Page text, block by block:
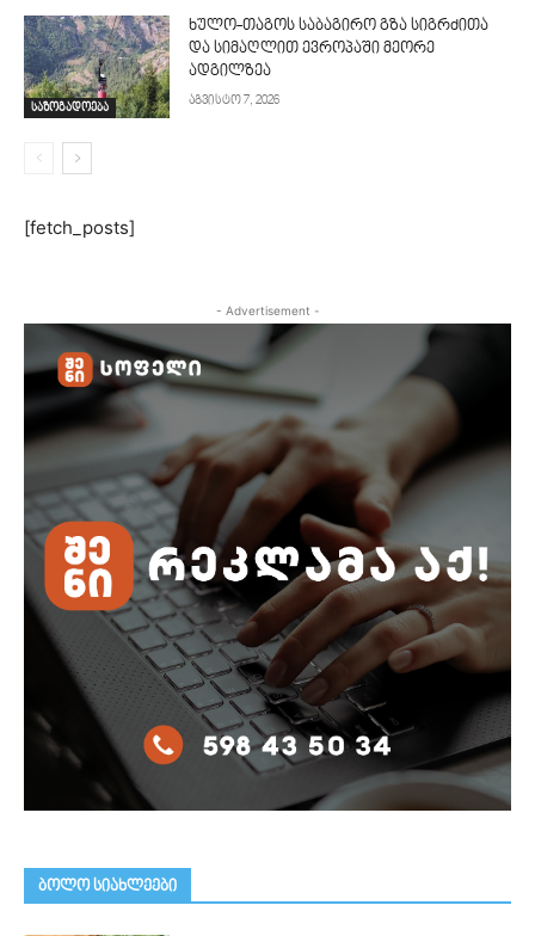
საზოგადოება
ხულო-თაგოს საბაგირო გზა სიგრძითა
და სიმაღლით ევროპაში მეორე
ადგილზეა
აგვისტო 7, 2026
[fetch_posts]
- Advertisement -
ᲑᲝᲚᲝ ᲡᲘᲐᲮᲚᲔᲔᲑᲘ